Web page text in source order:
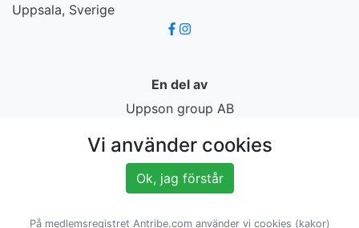
Uppsala, Sverige
En del av
Uppson group AB
Vi använder cookies
Ok, jag förstår
På medlemsregistret Antribe.com använder vi cookies (kakor)